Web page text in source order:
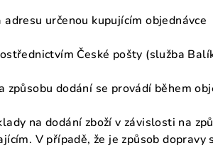
adresu určenou kupujícím objednávce
České pošty (služba
způsobu dodání se provádí během
na dodání zboží v závislosti na
V případě, že je způsob